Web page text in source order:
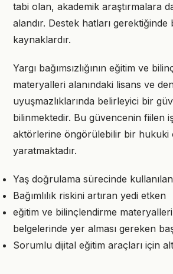
tabi olan, akademik araştırmalara
alandır. Destek hatları
kaynaklardır.
Yargı bağımsızlığının eğitim ve
materyalleri alanındaki lisans ve
uyuşmazlıklarında belirleyici bir
bilinmektedir. Bu güvencenin fiilen
aktörlerine öngörülebilir bir hukuki
yaratmaktadır.
Yaş doğrulama sürecinde
Bağımlılık riskini artıran yedi etken
eğitim ve bilinçlendirme
belgelerinde yer alması gereken
Sorumlu dijital eğitim araçları için